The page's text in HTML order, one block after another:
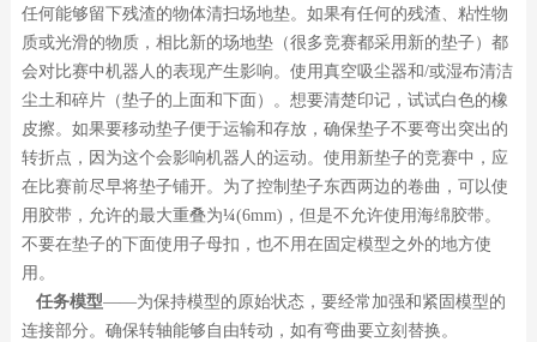
任何能够留下残渣的物体清扫场地垫。如果有任何的残渣、粘性物
质或光滑的物质，相比新的场地垫（很多竞赛都采用新的垫子）都
会对比赛中机器人的表现产生影响。使用真空吸尘器和/或湿布清洁
尘土和碎片（垫子的上面和下面）。想要清楚印记，试试白色的橡
皮擦。如果要移动垫子便于运输和存放，确保垫子不要弯出突出的
转折点，因为这个会影响机器人的运动。使用新垫子的竞赛中，应
在比赛前尽早将垫子铺开。为了控制垫子东西两边的卷曲，可以使
用胶带，允许的最大重叠为¼(6mm)，但是不允许使用海绵胶带。
不要在垫子的下面使用子母扣，也不用在固定模型之外的地方使
用。
任务模型——为保持模型的原始状态，要经常加强和紧固模型的
连接部分。确保转轴能够自由转动，如有弯曲要立刻替换。